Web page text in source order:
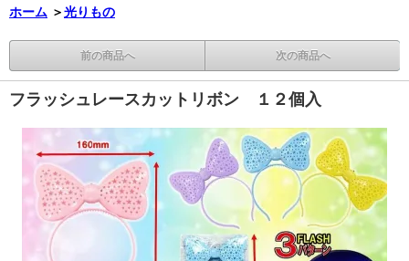
ホーム ＞光りもの
前の商品へ 次の商品へ
フラッシュレースカットリボン １２個入